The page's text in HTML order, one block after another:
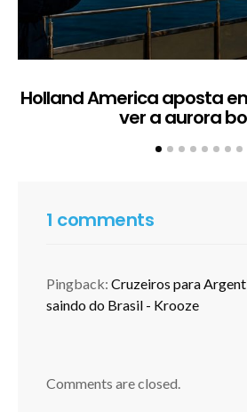
Holland America aposta
ver a aurora
1 comments
Pingback: Cruzeiros para
saindo do Brasil - Krooze
Comments are closed.